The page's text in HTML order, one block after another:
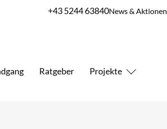
+43 5244 63840News & Aktionen
Ratgeber Projekte